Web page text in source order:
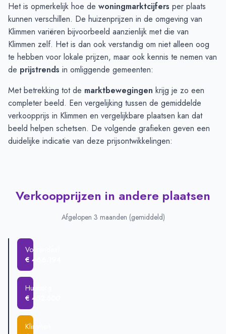
Het is opmerkelijk hoe de woningmarktcijfers per plaats
kunnen verschillen. De huizenprijzen in de omgeving van
Klimmen variëren bijvoorbeeld aanzienlijk met die van
Klimmen zelf. Het is dan ook verstandig om niet alleen oog
te hebben voor lokale prijzen, maar ook kennis te nemen van
de prijstrends in omliggende gemeenten:
Met betrekking tot de marktbewegingen krijg je zo een
completer beeld. Een vergelijking tussen de gemiddelde
verkoopprijs in Klimmen en vergelijkbare plaatsen kan dat
beeld helpen schetsen. De volgende grafieken geven een
duidelijke indicatie van deze prijsontwikkelingen:
Verkoopprijzen in andere plaatsen
Afgelopen 3 maanden (gemiddeld)
Voerendaal
€ 466.194
Hulsberg
€ 452.500
Klimmen